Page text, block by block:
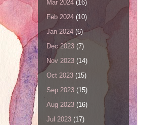
Mar 2024 (16)
Feb 2024 (10)
Jan 2024 (6)
Dec 2023 (7)
Nov 2023 (14)
Oct 2023 (15)
Sep 2023 (15)
Aug 2023 (16)
Jul 2023 (17)